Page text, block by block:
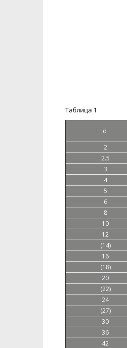
Таблица 1
d
2
2.5
3
4
5
6
8
10
12
(14)
16
(18)
20
(22)
24
(27)
30
36
42